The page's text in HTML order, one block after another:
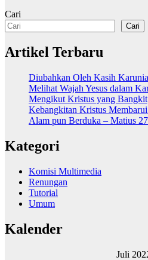
Cari
Cari
Artikel Terbaru
Diubahkan Oleh Kasih
Melihat Wajah Yesus dalam
Mengikut Kristus yang
Kebangkitan Kristus
Alam pun Berduka – Matius
Kategori
Komisi Multimedia
Renungan
Tutorial
Umum
Kalender
Juli